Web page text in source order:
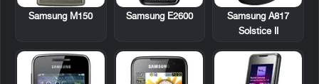
Samsung A817
Solstice II
Samsung E2600
Samsung M150